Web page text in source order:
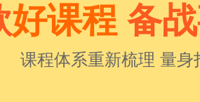
好课程 备
课程体系重新梳理 量身